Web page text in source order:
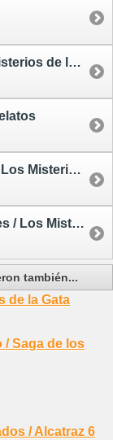
La Mansión de los Gatos / Los Misterios de la Gata Holmes 2
La Rapsodia de la Gata Holmes / Los Misterios de la Gata Holmes 3
La Persecución de la Gata Holmes / Los Misterios de la Gata Holmes 4
también...
de la Gata
/ Saga de los
/ Alcatraz 6